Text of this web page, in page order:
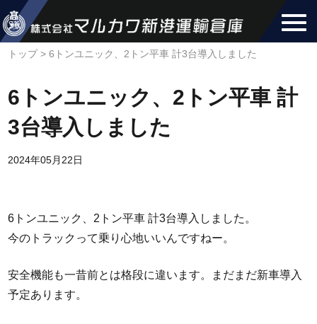
トップ >6トンユニック、2トン平車 計3台導入しました
6トンユニック、2トン平車 計
3台導入しました
2024年05月22日
6トンユニック、2トン平車 計3台導入しました。
今のトラックって乗り心地いいんですねー。
安全機能も一昔前とは格段に違います。まだまだ新車導入
予定あります。